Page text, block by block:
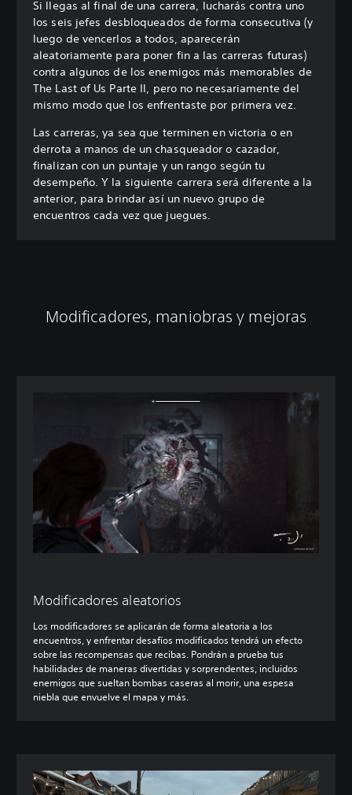
Si llegas al final de una carrera, lucharás contra uno
los seis jefes desbloqueados de forma consecutiva (y
luego de vencerlos a todos, aparecerán
aleatoriamente para poner fin a las carreras futuras)
contra algunos de los enemigos más memorables de
The Last of Us Parte II, pero no necesariamente del
mismo modo que los enfrentaste por primera vez.
Las carreras, ya sea que terminen en victoria o en
derrota a manos de un chasqueador o cazador,
finalizan con un puntaje y un rango según tu
desempeño. Y la siguiente carrera será diferente a la
anterior, para brindar así un nuevo grupo de
encuentros cada vez que juegues.
Modificadores, maniobras y mejoras
Modificadores aleatorios
Los modificadores se aplicarán de forma aleatoria a los
encuentros, y enfrentar desafíos modificados tendrá un efecto
sobre las recompensas que recibas. Pondrán a prueba tus
habilidades de maneras divertidas y sorprendentes, incluidos
enemigos que sueltan bombas caseras al morir, una espesa
niebla que envuelve el mapa y más.